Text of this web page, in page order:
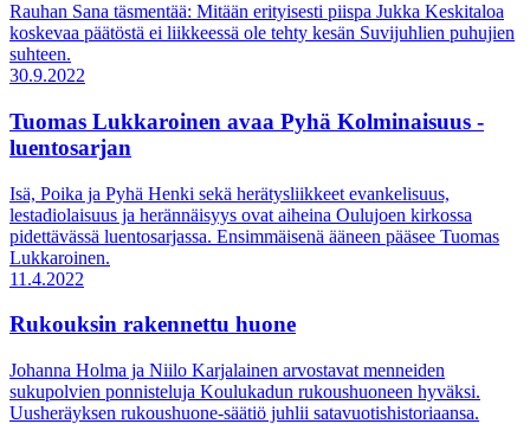
Rauhan Sana täsmentää: Mitään erityisesti piispa Jukka Keskitaloa
koskevaa päätöstä ei liikkeessä ole tehty kesän Suvijuhlien puhujien
suhteen.
30.9.2022
Tuomas Lukkaroinen avaa Pyhä Kolminaisuus -
luentosarjan
Isä, Poika ja Pyhä Henki sekä herätysliikkeet evankelisuus,
lestadiolaisuus ja herännäisyys ovat aiheina Oulujoen kirkossa
pidettävässä luentosarjassa. Ensimmäisenä ääneen pääsee Tuomas
Lukkaroinen.
11.4.2022
Rukouksin rakennettu huone
Johanna Holma ja Niilo Karjalainen arvostavat menneiden
sukupolvien ponnisteluja Koulukadun rukoushuoneen hyväksi.
Uusheräyksen rukoushuone-säätiö juhlii satavuotishistoriaansa.